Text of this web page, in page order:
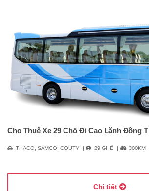
Cho Thuê Xe 29 Chỗ Đi Cao Lãnh Đồng
THACO, SAMCO, COUTY 29 GHẾ 300KM
Chi tiết